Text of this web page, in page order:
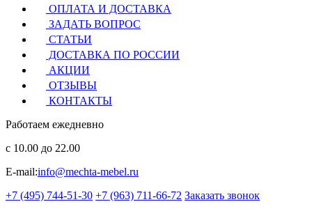
ОПЛАТА И ДОСТАВКА
ЗАДАТЬ ВОПРОС
СТАТЬИ
ДОСТАВКА ПО РОССИИ
АКЦИИ
ОТЗЫВЫ
КОНТАКТЫ
Работаем ежедневно
с 10.00 до 22.00
E-mail:info@mechta-mebel.ru
+7 (495) 744-51-30 +7 (963) 711-66-72 Заказать звонок